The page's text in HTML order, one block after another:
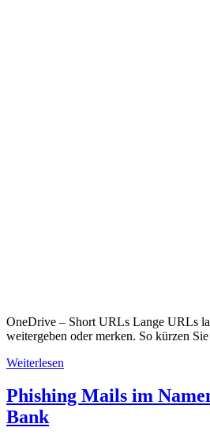
OneDrive – Short URLs Lange URLs
weitergeben oder merken. So kürzen
Weiterlesen
Phishing Mails im
Bank